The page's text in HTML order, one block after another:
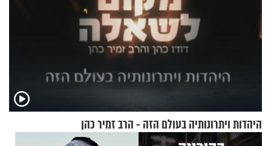
היהדות ויתרונותיה בעולם הזה - הרב זמיר כהן